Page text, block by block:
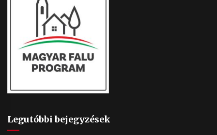
Legutóbbi bejegyzések